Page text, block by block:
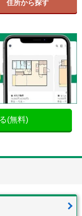
住所から探す
(無料)